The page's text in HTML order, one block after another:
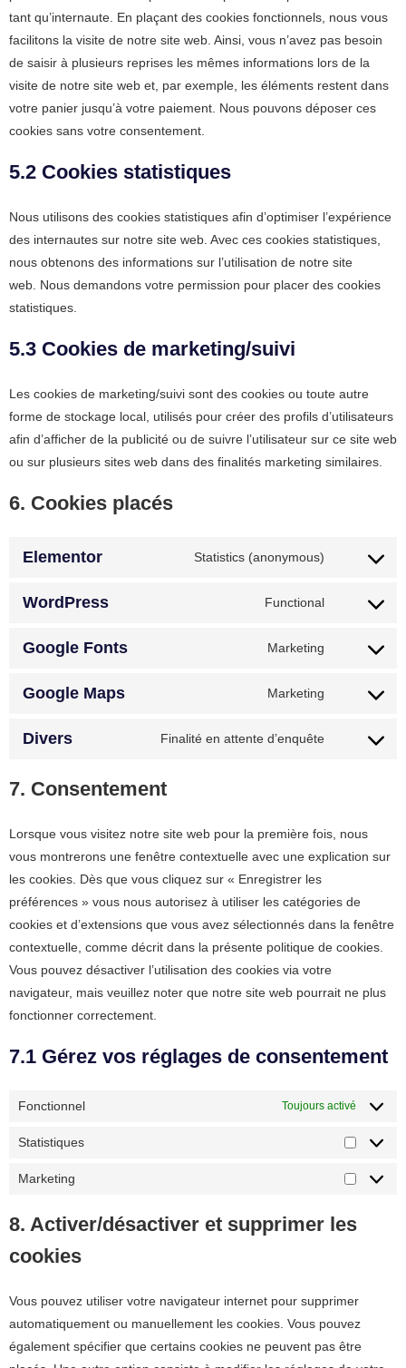
tant qu’internaute. En plaçant des cookies fonctionnels, nous vous
facilitons la visite de notre site web. Ainsi, vous n’avez pas besoin
de saisir à plusieurs reprises les mêmes informations lors de la
visite de notre site web et, par exemple, les éléments restent dans
votre panier jusqu’à votre paiement. Nous pouvons déposer ces
cookies sans votre consentement.
5.2 Cookies statistiques
Nous utilisons des cookies statistiques afin d’optimiser l’expérience
des internautes sur notre site web. Avec ces cookies statistiques,
nous obtenons des informations sur l’utilisation de notre site
web. Nous demandons votre permission pour placer des cookies
statistiques.
5.3 Cookies de marketing/suivi
Les cookies de marketing/suivi sont des cookies ou toute autre
forme de stockage local, utilisés pour créer des profils d’utilisateurs
afin d’afficher de la publicité ou de suivre l’utilisateur sur ce site web
ou sur plusieurs sites web dans des finalités marketing similaires.
6. Cookies placés
Elementor Statistics (anonymous)
WordPress Functional
Google Fonts Marketing
Google Maps Marketing
Divers Finalité en attente d’enquête
7. Consentement
Lorsque vous visitez notre site web pour la première fois, nous
vous montrerons une fenêtre contextuelle avec une explication sur
les cookies. Dès que vous cliquez sur « Enregistrer les
préférences » vous nous autorisez à utiliser les catégories de
cookies et d’extensions que vous avez sélectionnés dans la fenêtre
contextuelle, comme décrit dans la présente politique de cookies.
Vous pouvez désactiver l’utilisation des cookies via votre
navigateur, mais veuillez noter que notre site web pourrait ne plus
fonctionner correctement.
7.1 Gérez vos réglages de consentement
Fonctionnel Toujours activé
Statistiques
Marketing
8. Activer/désactiver et supprimer les
cookies
Vous pouvez utiliser votre navigateur internet pour supprimer
automatiquement ou manuellement les cookies. Vous pouvez
également spécifier que certains cookies ne peuvent pas être